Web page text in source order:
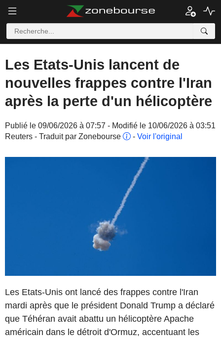
Les Etats-Unis lancent de
nouvelles frappes contre l'Iran
après la perte d'un hélicoptère
Publié le 09/06/2026 à 07:57 - Modifié le 10/06/2026 à 03:51
Reuters - Traduit par Zonebourse
- Voir l'original
Les Etats-Unis ont lancé des frappes contre l'Iran
mardi après que le président Donald Trump a déclaré
que Téhéran avait abattu un hélicoptère Apache
américain dans le détroit d'Ormuz, accentuant les